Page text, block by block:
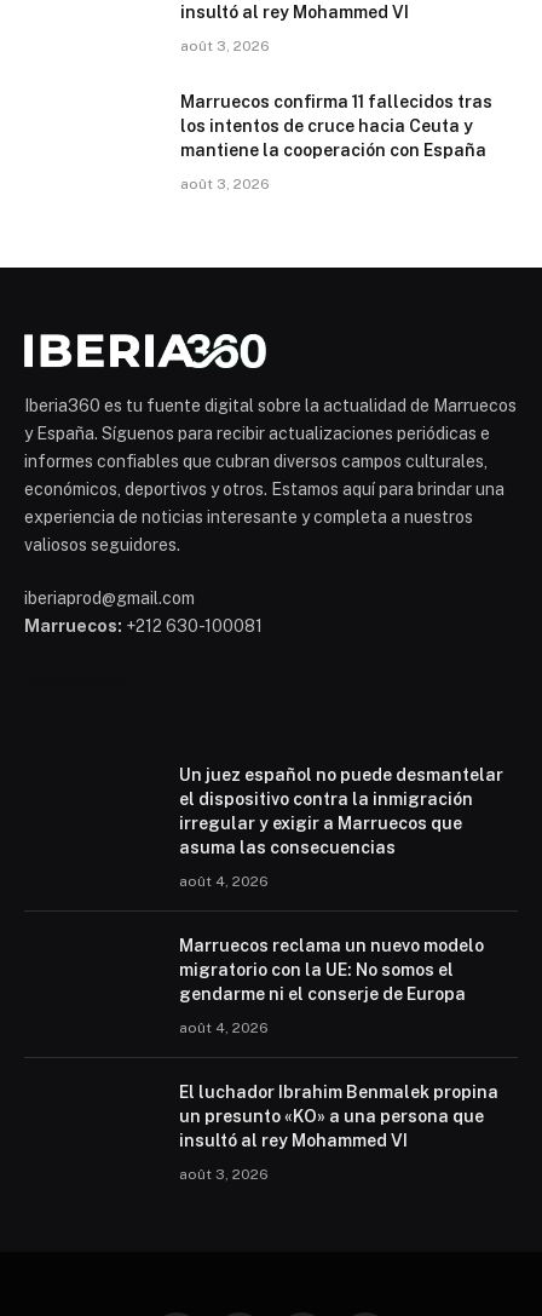
insultó al rey Mohammed VI
août 3, 2026
Marruecos confirma 11 fallecidos tras
los intentos de cruce hacia Ceuta y
mantiene la cooperación con España
août 3, 2026
Iberia360 es tu fuente digital sobre la actualidad de Marruecos
y España. Síguenos para recibir actualizaciones periódicas e
informes confiables que cubran diversos campos culturales,
económicos, deportivos y otros. Estamos aquí para brindar una
experiencia de noticias interesante y completa a nuestros
valiosos seguidores.
iberiaprod@gmail.com
Marruecos: +212 630-100081
Un juez español no puede desmantelar
el dispositivo contra la inmigración
irregular y exigir a Marruecos que
asuma las consecuencias
août 4, 2026
Marruecos reclama un nuevo modelo
migratorio con la UE: No somos el
gendarme ni el conserje de Europa
août 4, 2026
El luchador Ibrahim Benmalek propina
un presunto «KO» a una persona que
insultó al rey Mohammed VI
août 3, 2026